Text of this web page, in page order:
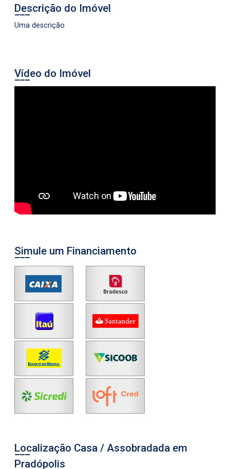
Descrição do Imóvel
Uma descrição
Vídeo do Imóvel
Simule um Financiamento
Localização Casa / Assobradada em
Pradópolis